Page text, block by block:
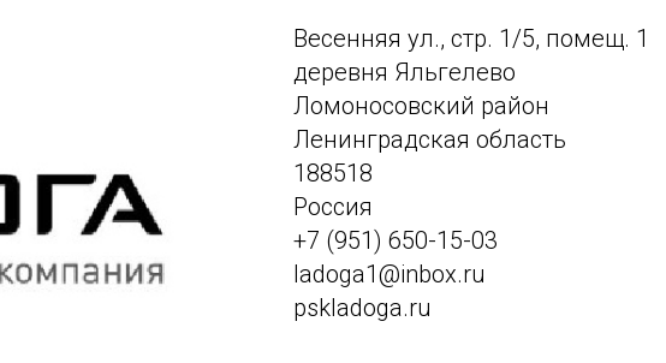
Весенняя ул., стр. 1/5, помещ. 1
деревня Яльгелево
Ломоносовский район
Ленинградская область
188518
Россия
+7 (951) 650-15-03
ladoga1@inbox.ru
pskladoga.ru